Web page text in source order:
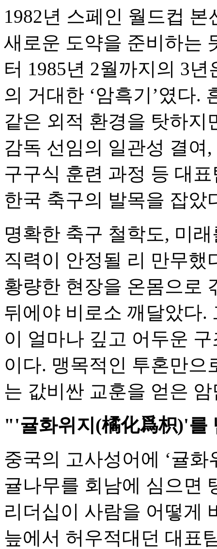
1982년 스페인 월드컵
새로운 도약을 준비하는
터 1985년 2월까지의 3
의 거대한 ‘암흑기’였다.
같은 외적 환경을 탓하지
감독 선임의 일관성 결여
구구식 훈련 과정 등 대
한국 축구의 발목을 잡았
명확한 축구 철학도, 미
직력이 안정될 리 만무했
황량한 현장을 온몸으로
뒤에야 비로소 깨달았다.
이 얼마나 깊고 어두운
이다. 맹목적인 투혼만으
는 값비싼 교훈을 얻은
"'귤화위지(橘化爲枳)'를
중국의 고사성어에 ‘귤
귤나무를 회남에 심으면
리더십이 사람을 어떻게
늪에서 허우적대던 대표